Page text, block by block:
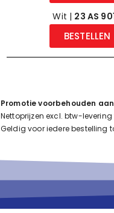
Wit | 23 AS
BESTELLEN
Promotie voorbehouden
Nettoprijzen excl. btw-
Geldig voor iedere bestelling